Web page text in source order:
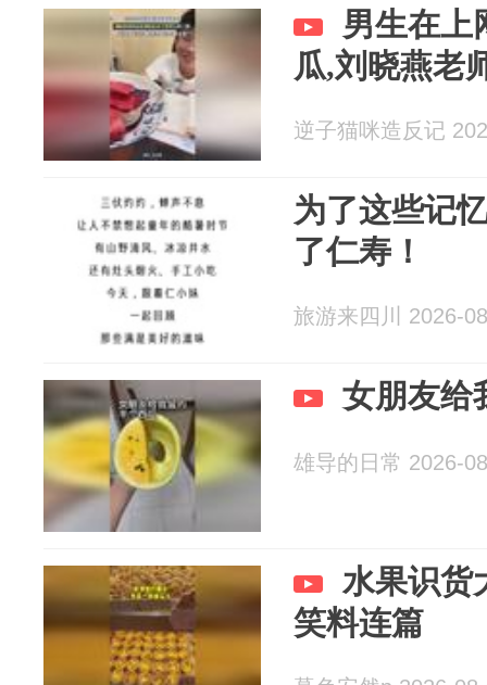
男生在上
瓜,刘晓燕老
逆子猫咪造反记
为了这些记
了仁寿！
旅游来四川 2026-
女朋友给
雄导的日常 2026-
水果识货
笑料连篇